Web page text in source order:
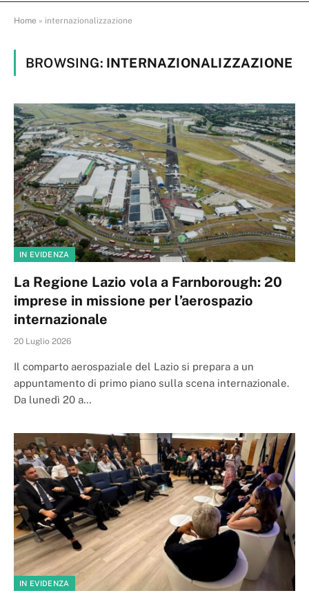
Home » internazionalizzazione
BROWSING: INTERNAZIONALIZZAZIONE
IN EVIDENZA
La Regione Lazio vola a Farnborough: 20
imprese in missione per l’aerospazio
internazionale
20 Luglio 2026
Il comparto aerospaziale del Lazio si prepara a un
appuntamento di primo piano sulla scena internazionale.
Da lunedì 20 a…
IN EVIDENZA